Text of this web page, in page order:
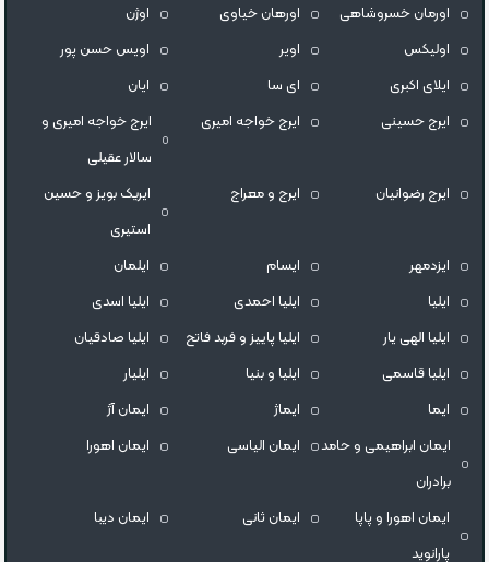
اورمان خسروشاهی
اورهان خیاوی
اوژن
اولیکس
اویر
اویس حسن پور
ايلاى اكبرى
ای سا
ایان
ایرج حسینی
ایرج خواجه امیری
ایرج خواجه امیری و
سالار عقیلی
ایرج رضوانیان
ایرج و معراج
ایریک بویز و حسین
استیری
ایزدمهر
ایسام
ایلمان
ایلیا
ایلیا احمدی
ایلیا اسدی
ایلیا الهی یار
ایلیا پاییز و فربد فاتح
ایلیا صادقیان
ایلیا قاسمی
ایلیا و بنیا
ایلیار
ایما
ایماژ
ایمان آژ
ایمان ابراهیمی و حامد
برادران
ایمان الیاسی ایمان اهورا
ایمان اهورا و پاپا
پارانوید
ایمان ثانی ایمان دیبا